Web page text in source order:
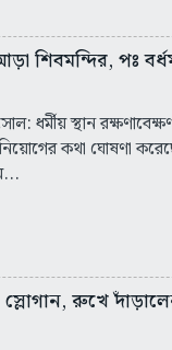
শিবমন্দির, পঃ
ধর্মীয় স্থান
কথা ঘোষণা
রুখে